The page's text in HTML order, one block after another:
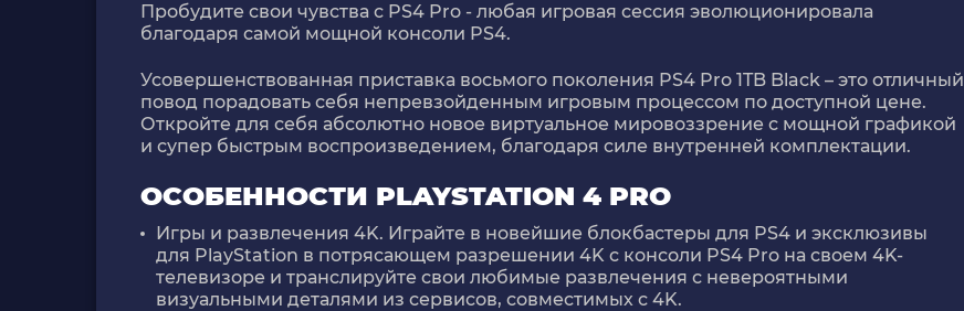
Пробудите свои чувства с PS4 Pro - любая игровая сессия эволюционировала
благодаря самой мощной консоли PS4.
Усовершенствованная приставка восьмого поколения PS4 Pro 1TB Black – это отличный
повод порадовать себя непревзойденным игровым процессом по доступной цене.
Откройте для себя абсолютно новое виртуальное мировоззрение с мощной графикой
и супер быстрым воспроизведением, благодаря силе внутренней комплектации.
ОСОБЕННОСТИ PLAYSTATION 4 PRO
Игры и развлечения 4K. Играйте в новейшие блокбастеры для PS4 и эксклюзивы
для PlayStation в потрясающем разрешении 4K с консоли PS4 Pro на своем 4K-
телевизоре и транслируйте свои любимые развлечения с невероятными
визуальными деталями из сервисов, совместимых с 4K.